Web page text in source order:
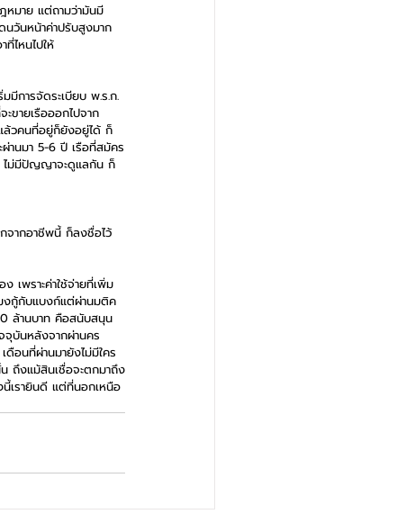
หมาย แต่ถามว่ามันมี
วันหน้าค่าปรับสูงมาก
ไหนไปให้
มีการจัดระเบียบ พ.ร.ก.
ขายเรือออกไปจาก
ล้วคนที่อยู่ก็ยังอยู่ได้ ก็
านมา 5-6 ปี เรือที่สมัคร
ไม่มีปัญญาจะดูแลกัน ก็
จากอาชีพนี้ ก็ลงชื่อไว้
เพราะค่าใช้จ่ายที่เพิ่ม
งกู้กับแบงก์แต่ผ่านมติค
ล้านบาท คือสนับสนุน
บันหลังจากผ่านคร
อนที่ผ่านมายังไม่มีใคร
ถึงแม้สินเชื่อจะตกมาถึง
เรายินดี แต่ที่นอกเหนือ